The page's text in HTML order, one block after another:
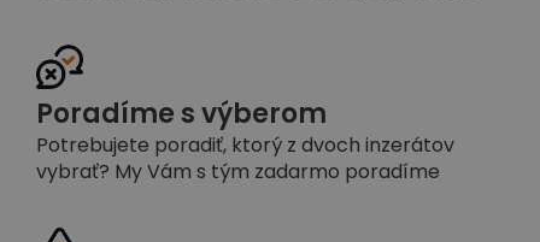
Poradíme s výberom
Potrebujete poradiť, ktorý z dvoch inzerátov
vybrať? My Vám s tým zadarmo poradíme